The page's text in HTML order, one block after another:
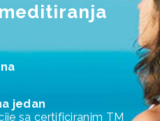
jedan
sa certificiranim TM